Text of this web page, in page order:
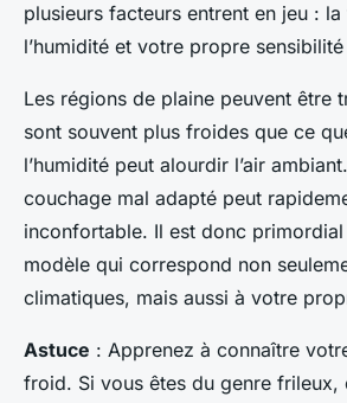
plusieurs facteurs entrent en jeu :
l’humidité et votre propre
Les régions de plaine peuvent être
sont souvent plus froides que ce
l’humidité peut alourdir l’air
couchage mal adapté peut
inconfortable. Il est donc
modèle qui correspond non
climatiques, mais aussi à votre
Astuce : Apprenez à connaître
froid. Si vous êtes du genre frileux,